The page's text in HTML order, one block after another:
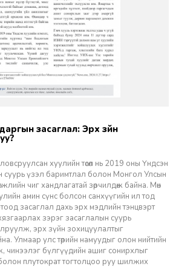
хуулийн төсөл нь 2019 оны Үндсэн
суурь үзэл баримтлал болон Монгол Улсын
чиг хандлагатай зөрчилдөж байна. Мөн
амин сүнс болсон санхүүгийн ил тод
засаглал дахь эрх мэдлийн тэнцвэрт
хязгаарлах зэрэг засаглалын суурь
эрх зүйн зохицуулалтыг
Улмаар улс төрийн намуудыг олон нийтийн
чинээлэг бүлгүүдийн ашиг сонирхлыг
плутократ тогтолцоо руу шилжих